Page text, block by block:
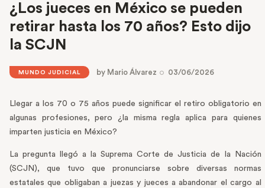
¿Los jueces en México se pueden
retirar hasta los 70 años? Esto dijo
la SCJN
MUNDO JUDICIAL by Mario Álvarez 03/06/2026
Llegar a los 70 o 75 años puede significar el retiro obligatorio en
algunas profesiones, pero ¿la misma regla aplica para quienes
imparten justicia en México?
La pregunta llegó a la Suprema Corte de Justicia de la Nación
(SCJN), que tuvo que pronunciarse sobre diversas normas
estatales que obligaban a juezas y jueces a abandonar el cargo al